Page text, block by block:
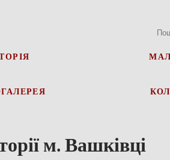
м. Вашківці